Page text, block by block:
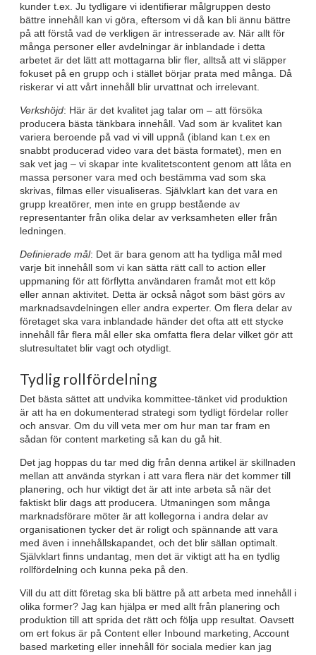
kunder t.ex. Ju tydligare vi identifierar målgruppen desto
bättre innehåll kan vi göra, eftersom vi då kan bli ännu bättre
på att förstå vad de verkligen är intresserade av. När allt för
många personer eller avdelningar är inblandade i detta
arbetet är det lätt att mottagarna blir fler, alltså att vi släpper
fokuset på en grupp och i stället börjar prata med många. Då
riskerar vi att vårt innehåll blir urvattnat och irrelevant.
Verkshöjd: Här är det kvalitet jag talar om – att försöka
producera bästa tänkbara innehåll. Vad som är kvalitet kan
variera beroende på vad vi vill uppnå (ibland kan t.ex en
snabbt producerad video vara det bästa formatet), men en
sak vet jag – vi skapar inte kvalitetscontent genom att låta en
massa personer vara med och bestämma vad som ska
skrivas, filmas eller visualiseras. Självklart kan det vara en
grupp kreatörer, men inte en grupp bestående av
representanter från olika delar av verksamheten eller från
ledningen.
Definierade mål: Det är bara genom att ha tydliga mål med
varje bit innehåll som vi kan sätta rätt call to action eller
uppmaning för att förflytta användaren framåt mot ett köp
eller annan aktivitet. Detta är också något som bäst görs av
marknadsavdelningen eller andra experter. Om flera delar av
företaget ska vara inblandade händer det ofta att ett stycke
innehåll får flera mål eller ska omfatta flera delar vilket gör att
slutresultatet blir vagt och otydligt.
Tydlig rollfördelning
Det bästa sättet att undvika kommittee-tänket vid produktion
är att ha en dokumenterad strategi som tydligt fördelar roller
och ansvar. Om du vill veta mer om hur man tar fram en
sådan för content marketing så kan du gå hit.
Det jag hoppas du tar med dig från denna artikel är skillnaden
mellan att använda styrkan i att vara flera när det kommer till
planering, och hur viktigt det är att inte arbeta så när det
faktiskt blir dags att producera. Utmaningen som många
marknadsförare möter är att kollegorna i andra delar av
organisationen tycker det är roligt och spännande att vara
med även i innehållskapandet, och det blir sällan optimalt.
Självklart finns undantag, men det är viktigt att ha en tydlig
rollfördelning och kunna peka på den.
Vill du att ditt företag ska bli bättre på att arbeta med innehåll i
olika former? Jag kan hjälpa er med allt från planering och
produktion till att sprida det rätt och följa upp resultat. Oavsett
om ert fokus är på Content eller Inbound marketing, Account
based marketing eller innehåll för sociala medier kan jag